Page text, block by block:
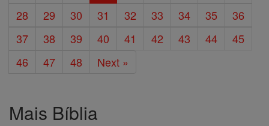
28
29 30 31 32 33 34 35
36
37
38 39 40 41 42 43 44
45
46
47 48 Next »
Mais Bíblia